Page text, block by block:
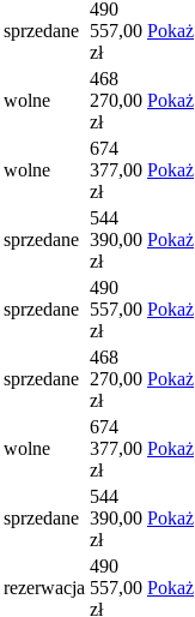
sprzedane
490
557,00
zł
Pokaż
wolne
468
270,00
zł
Pokaż
wolne
674
377,00
zł
Pokaż
sprzedane
544
390,00
zł
Pokaż
sprzedane
490
557,00
zł
Pokaż
sprzedane
468
270,00
zł
Pokaż
wolne
674
377,00
zł
Pokaż
sprzedane
544
390,00
zł
Pokaż
rezerwacja
490
557,00
zł
Pokaż